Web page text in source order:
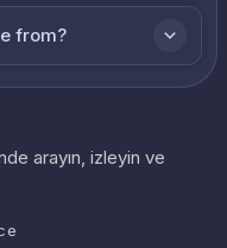
from?
arayın, izleyin ve